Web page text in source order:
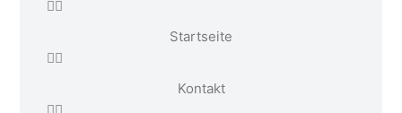
Startseite
Kontakt